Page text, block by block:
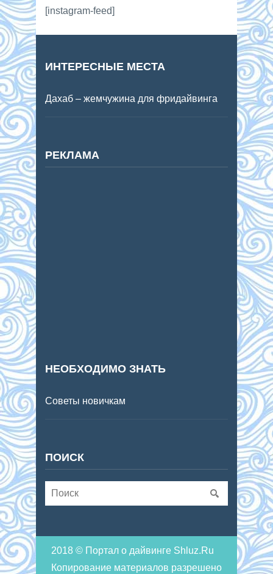
[instagram-feed]
ИНТЕРЕСНЫЕ МЕСТА
Дахаб – жемчужина для фридайвинга
РЕКЛАМА
НЕОБХОДИМО ЗНАТЬ
Советы новичкам
ПОИСК
2018 © Портал о дайвинге Shluz.Ru
Копирование материалов разрешено